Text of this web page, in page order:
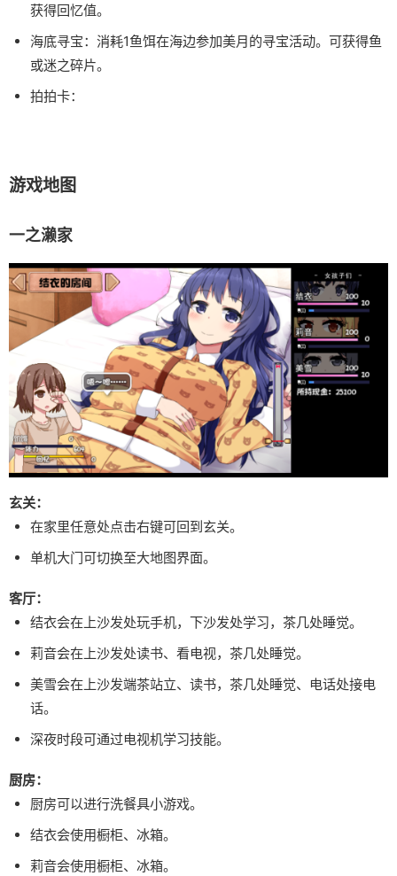
获得回忆值。
海底寻宝：消耗1鱼饵在海边参加美月的寻宝活动。可获得鱼
或迷之碎片。
拍拍卡：
游戏地图
一之濑家
玄关：
在家里任意处点击右键可回到玄关。
单机大门可切换至大地图界面。
客厅：
结衣会在上沙发处玩手机，下沙发处学习，茶几处睡觉。
莉音会在上沙发处读书、看电视，茶几处睡觉。
美雪会在上沙发端茶站立、读书，茶几处睡觉、电话处接电
话。
深夜时段可通过电视机学习技能。
厨房：
厨房可以进行洗餐具小游戏。
结衣会使用橱柜、冰箱。
莉音会使用橱柜、冰箱。